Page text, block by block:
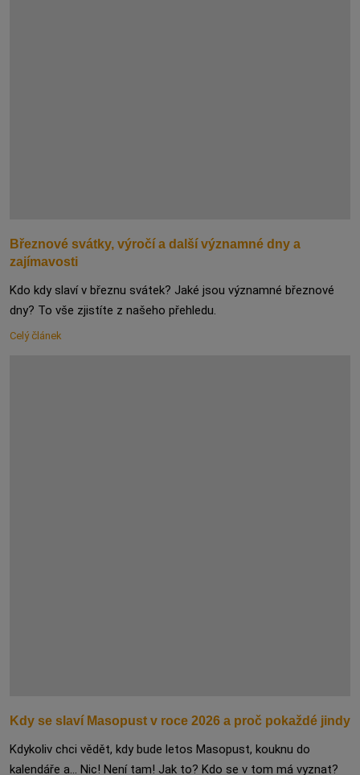
Březnové svátky, výročí a další významné dny a
zajímavosti
Kdo kdy slaví v březnu svátek? Jaké jsou významné březnové
dny? To vše zjistíte z našeho přehledu.
Celý článek
Kdy se slaví Masopust v roce 2026 a proč pokaždé jindy
Kdykoliv chci vědět, kdy bude letos Masopust, kouknu do
kalendáře a... Nic! Není tam! Jak to? Kdo se v tom má vyznat?